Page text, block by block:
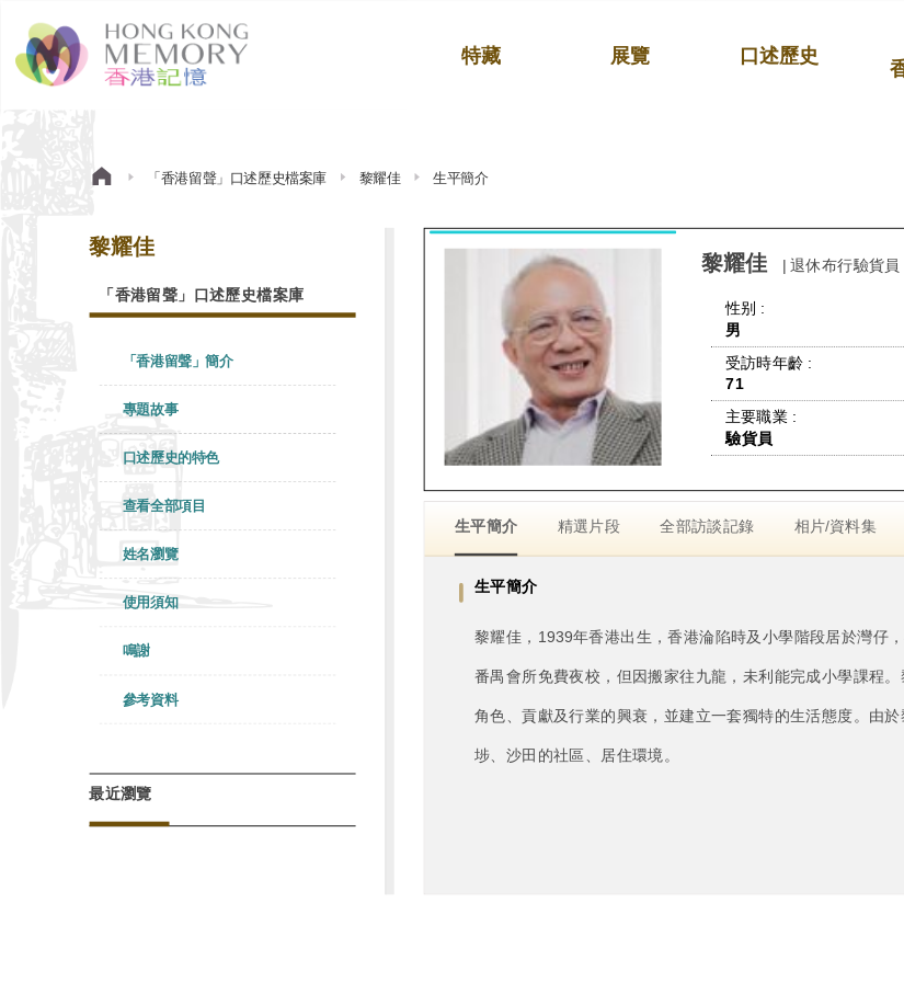
特藏 展覽 口述歷史
「香港留聲」口述歷史檔案庫 黎耀佳 生平簡介
黎耀佳
「香港留聲」口述歷史檔案庫
「香港留聲」簡介
專題故事
口述歷史的特色
查看全部項目
姓名瀏覽
使用須知
鳴謝
參考資料
最近瀏覽
黎耀佳 | 退休布行驗貨員
性别 :
男
受訪時年齡 :
71
主要職業 :
驗貨員
生平簡介 精選片段 全部訪談記錄 相片/資料集
生平簡介
黎耀佳，1939年香港出生，香港淪陷時及小學階段居於灣仔
番禺會所免費夜校，但因搬家往九龍，未利能完成小學課程
角色、貢獻及行業的興衰，並建立一套獨特的生活態度。由
埗、沙田的社區、居住環境。